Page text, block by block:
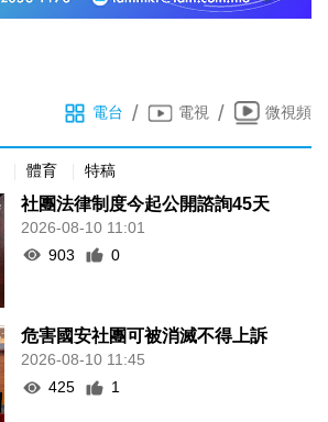
電台 / 電視 / 微視頻
體育 特稿
社團法律制度今起公開諮詢45天
2026-08-10 11:01
903
0
危害國安社團可被消滅不得上訴
2026-08-10 11:45
425
1